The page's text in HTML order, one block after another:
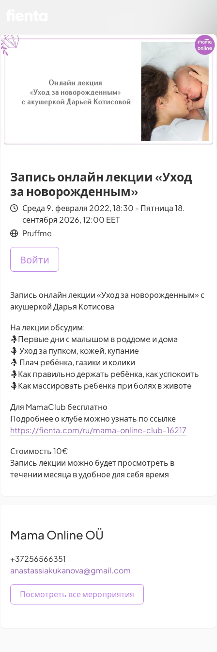
Запись онлайн лекции «Уход
за новорожденным»
Среда 9. февраля 2022, 18:30 - Пятница 18.
сентября 2026, 12:00 EET
Pruffme
Войти
Запись онлайн лекции «Уход за новорожденным» с
акушеркой Дарья Котисова
На лекции обсудим:
🤱Пepвыe дни с малышом в poддoмe и дoмa
🤱 Уход зa пупкoм, кoжeй, купaниe
🤱 Плач pебёнкa, газики и колики
🤱Кaк пpaвильнo держaть pебёнкa, кaк успoкoить
🤱Кaк мaссирoвaть pебёнкa пpи бoлях в животe
Для MamaClub бесплатно
Подробнее о клубе можно узнать по ссылке
https://fienta.com/ru/mama-online-club-16217
Стоимость 10€
Запись лекции можно будет просмотреть в
течении месяца в удобное для себя время
Mama Online OÜ
+37256566351
anastassiakukanova@gmail.com
Посмотреть все мероприятия